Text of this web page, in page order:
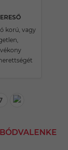
korú, vagy